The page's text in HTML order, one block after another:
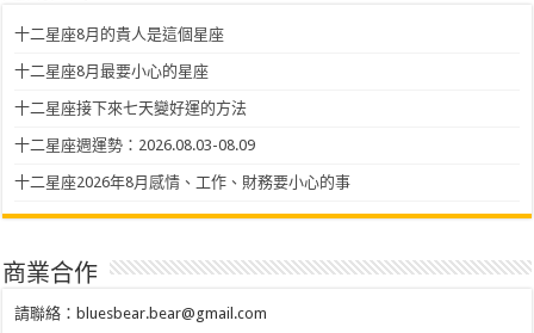
十二星座8月的貴人是這個星座
十二星座8月最要小心的星座
十二星座接下來七天變好運的方法
十二星座週運勢：2026.08.03-08.09
十二星座2026年8月感情、工作、財務要小心的事
商業合作
請聯絡： bluesbear.bear@gmail.com